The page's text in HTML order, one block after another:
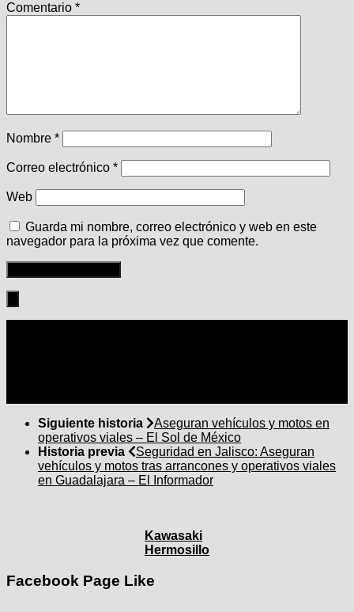
Comentario *
Nombre *
Correo electrónico *
Web
Guarda mi nombre, correo electrónico y web en este
navegador para la próxima vez que comente.
Siguiente historia
Aseguran vehículos y motos en
operativos viales – El Sol de México
Historia previa
Seguridad en Jalisco: Aseguran
vehículos y motos tras arrancones y operativos viales
en Guadalajara – El Informador
Kawasaki
Hermosillo
Facebook Page Like